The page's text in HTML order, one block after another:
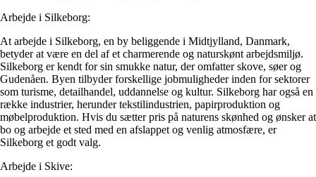
Arbejde i Silkeborg:
At arbejde i Silkeborg, en by beliggende i Midtjylland, Danmark,
betyder at være en del af et charmerende og naturskønt arbejdsmiljø.
Silkeborg er kendt for sin smukke natur, der omfatter skove, søer og
Gudenåen. Byen tilbyder forskellige jobmuligheder inden for sektorer
som turisme, detailhandel, uddannelse og kultur. Silkeborg har også en
række industrier, herunder tekstilindustrien, papirproduktion og
møbelproduktion. Hvis du sætter pris på naturens skønhed og ønsker at
bo og arbejde et sted med en afslappet og venlig atmosfære, er
Silkeborg et godt valg.
Arbejde i Skive: